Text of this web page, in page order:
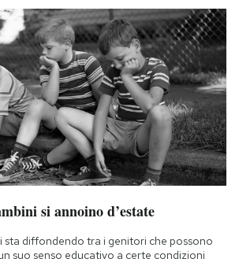
si annoino d’estate
sta diffondendo tra i genitori che possono
suo senso educativo a certe condizioni